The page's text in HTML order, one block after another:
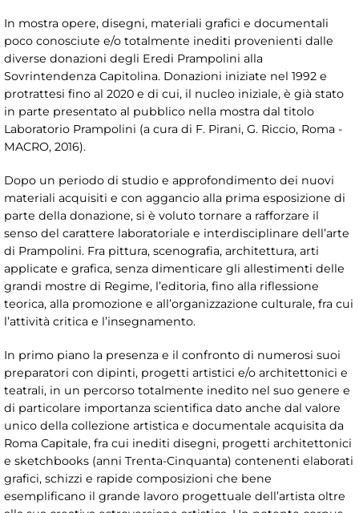
In mostra opere, disegni, materiali grafici e documentali
poco conosciute e/o totalmente inediti provenienti dalle
diverse donazioni degli Eredi Prampolini alla
Sovrintendenza Capitolina. Donazioni iniziate nel 1992 e
protrattesi fino al 2020 e di cui, il nucleo iniziale, è già stato
in parte presentato al pubblico nella mostra dal titolo
Laboratorio Prampolini (a cura di F. Pirani, G. Riccio, Roma -
MACRO, 2016).
Dopo un periodo di studio e approfondimento dei nuovi
materiali acquisiti e con aggancio alla prima esposizione di
parte della donazione, si è voluto tornare a rafforzare il
senso del carattere laboratoriale e interdisciplinare dell’arte
di Prampolini. Fra pittura, scenografia, architettura, arti
applicate e grafica, senza dimenticare gli allestimenti delle
grandi mostre di Regime, l’editoria, fino alla riflessione
teorica, alla promozione e all’organizzazione culturale, fra cui
l’attività critica e l’insegnamento.
In primo piano la presenza e il confronto di numerosi suoi
preparatori con dipinti, progetti artistici e/o architettonici e
teatrali, in un percorso totalmente inedito nel suo genere e
di particolare importanza scientifica dato anche dal valore
unico della collezione artistica e documentale acquisita da
Roma Capitale, fra cui inediti disegni, progetti architettonici
e sketchbooks (anni Trenta-Cinquanta) contenenti elaborati
grafici, schizzi e rapide composizioni che bene
esemplificano il grande lavoro progettuale dell’artista oltre